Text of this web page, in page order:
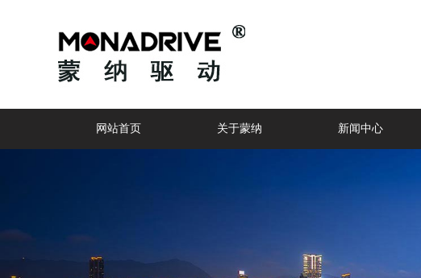
网站首页 关于蒙纳 新闻中心